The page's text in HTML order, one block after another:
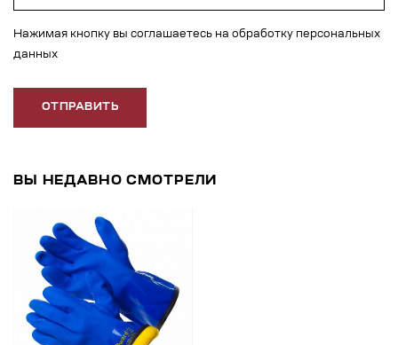
Нажимая кнопку вы соглашаетесь на обработку персональных
данных
ОТПРАВИТЬ
ВЫ НЕДАВНО СМОТРЕЛИ